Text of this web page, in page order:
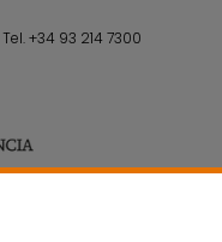
Tel.+34 93 214 7300